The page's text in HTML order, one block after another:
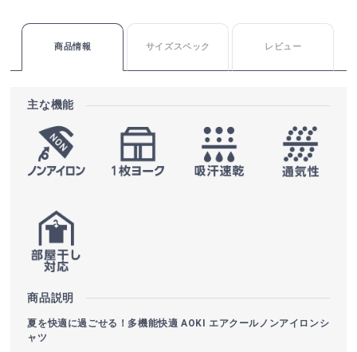
商品情報 サイズスペック レビュー
主な機能
商品説明
夏を快適に過ごせる！多機能快適 AOKI エアクールノンアイロンシ
ャツ